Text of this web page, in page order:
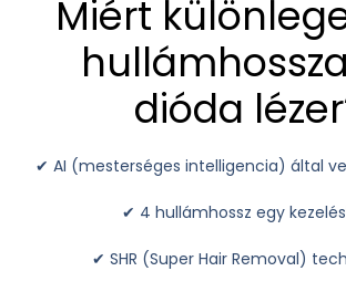
Miért
dióda
✔ AI (mesterséges intelligencia) által
✔ 4 hullámhossz egy
✔ SHR (Super Hair Removal)